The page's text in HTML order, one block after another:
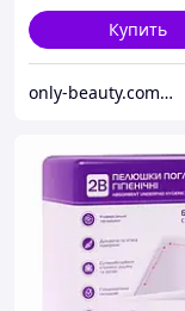
Купить
only-beauty.com.ua